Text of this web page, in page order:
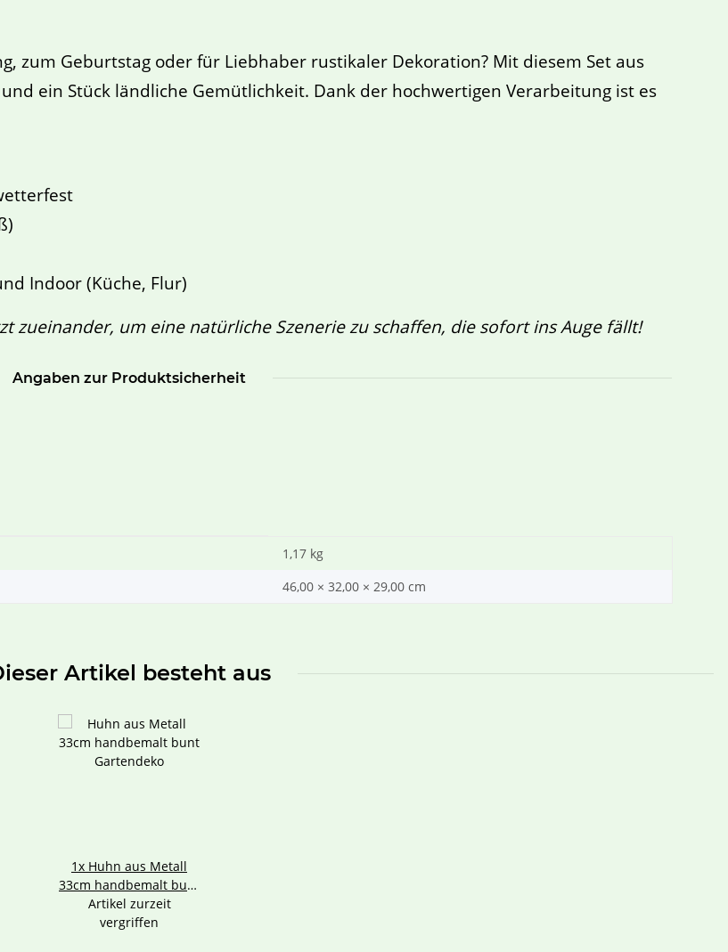
zum Geburtstag oder für Liebhaber rustikaler Dekoration? Mit diesem Set aus
ein Stück ländliche Gemütlichkeit. Dank der hochwertigen Verarbeitung ist es
Indoor (Küche, Flur)
zueinander, um eine natürliche Szenerie zu schaffen, die sofort ins Auge fällt!
Angaben zur Produktsicherheit
1,17 kg
46,00 × 32,00 × 29,00 cm
Artikel besteht aus
1x Huhn aus Metall
33cm handbemalt bunt
Gartendeko
Artikel zurzeit
vergriffen